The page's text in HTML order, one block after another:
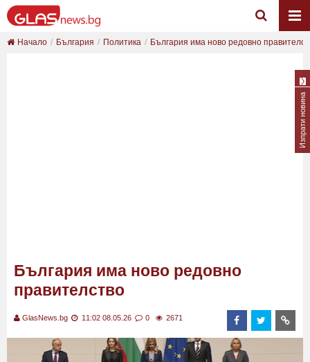
Начало България Политика България има ново редовно
България има ново редовно
правителство
GlasNews.bg 11:02 08.05.26 0 2671
Изпрати новина